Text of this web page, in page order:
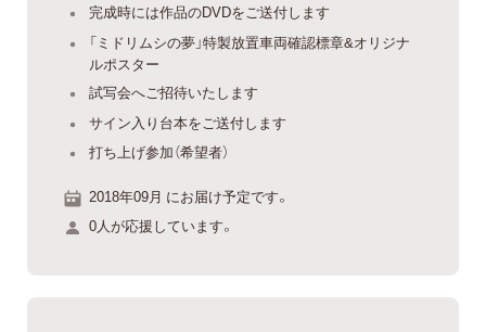
完成時には作品のDVDをご送付します
「ミドリムシの夢」特製放置車両確認標章&オリジナ
ルポスター
試写会へご招待いたします
サイン入り台本をご送付します
打ち上げ参加（希望者）
2018年09月 にお届け予定です。
0人が応援しています。